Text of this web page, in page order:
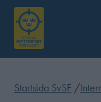
Startsida SvSF /